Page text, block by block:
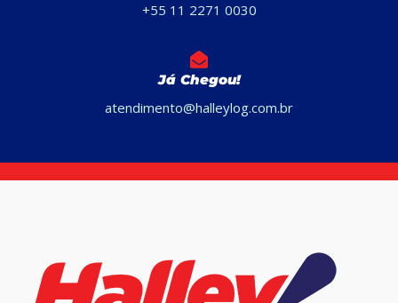
+55 11 2271 0030
Já Chegou!
atendimento@halleylog.com.br